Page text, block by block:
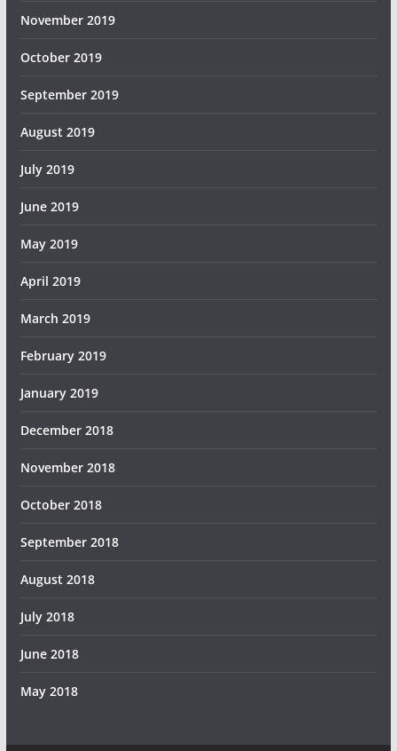
November 2019
October 2019
September 2019
August 2019
July 2019
June 2019
May 2019
April 2019
March 2019
February 2019
January 2019
December 2018
November 2018
October 2018
September 2018
August 2018
July 2018
June 2018
May 2018